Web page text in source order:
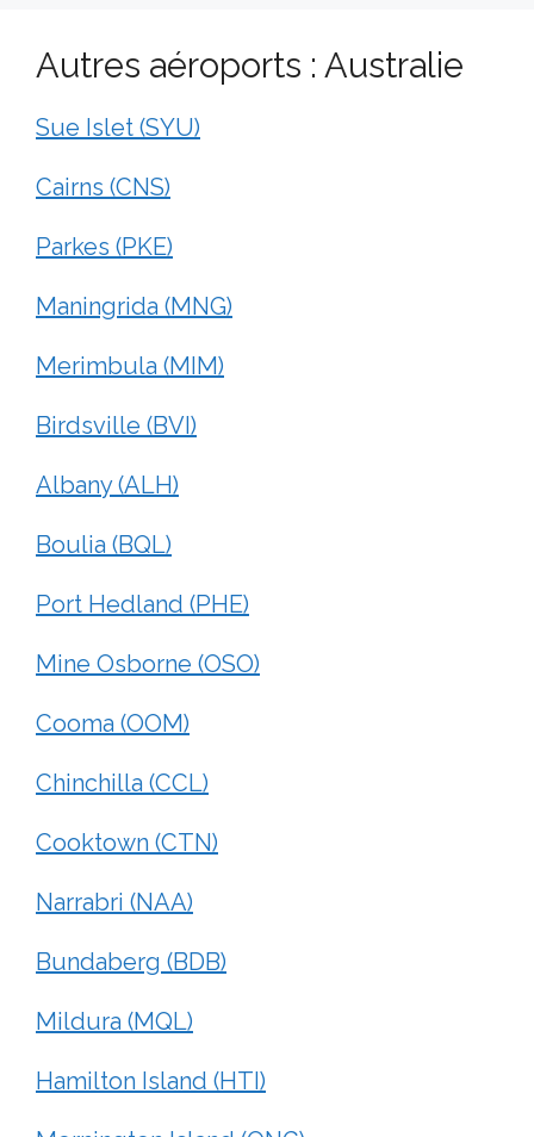
Autres aéroports : Australie
Sue Islet (SYU)
Cairns (CNS)
Parkes (PKE)
Maningrida (MNG)
Merimbula (MIM)
Birdsville (BVI)
Albany (ALH)
Boulia (BQL)
Port Hedland (PHE)
Mine Osborne (OSO)
Cooma (OOM)
Chinchilla (CCL)
Cooktown (CTN)
Narrabri (NAA)
Bundaberg (BDB)
Mildura (MQL)
Hamilton Island (HTI)